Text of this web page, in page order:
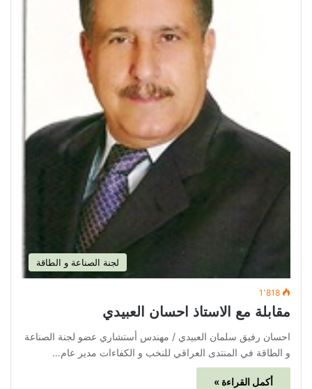
لجنة الصناعة و الطاقة
1٬818
مقابلة مع الاستاذ احسان العبيدي
احسان رفيق سلمان العبيدي / مهندس أستشاري عضو لجنة الصناعة
و الطاقة في المنتدى العراقي للنخب و الكفاءات مدير عام…
أكمل القراءة »